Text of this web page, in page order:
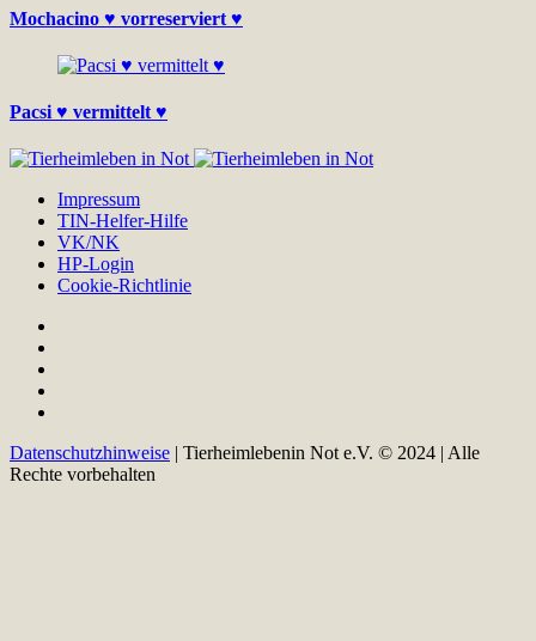
Mochacino ♥ vorreserviert ♥
Pacsi ♥ vermittelt ♥
Impressum
TIN-Helfer-Hilfe
VK/NK
HP-Login
Cookie-Richtlinie
Datenschutzhinweise | Tierheimlebenin Not e.V. © 2024 | Alle
Rechte vorbehalten